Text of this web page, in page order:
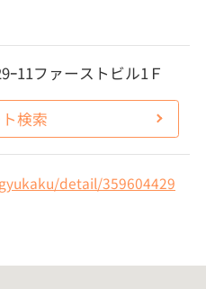
ｰ11ファーストビル1Ｆ
検索
detail/359604429